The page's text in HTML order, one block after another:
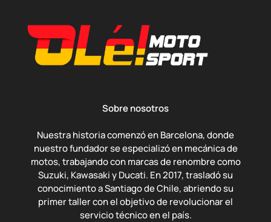
Sobre nosotros
Nuestra historia comenzó en Barcelona, donde
nuestro fundador se especializó en mecánica de
motos, trabajando con marcas de renombre como
Suzuki, Kawasaki y Ducati. En 2017, trasladó su
conocimiento a Santiago de Chile, abriendo su
primer taller con el objetivo de revolucionar el
servicio técnico en el país.